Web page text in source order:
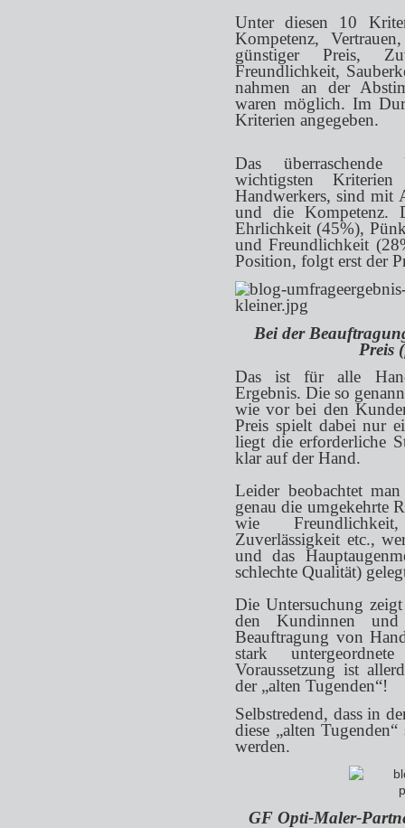
Unter diesen 10
Kompetenz,
günstiger Preis,
Freundlichkeit,
nahmen an der
waren möglich. Im
Kriterien angegeben.
Das überraschende
wichtigsten
Handwerkers, sind mit
und die Kompetenz.
Ehrlichkeit (45%),
und Freundlichkeit
Position, folgt erst der
Bei der
Preis
Das ist für alle
Ergebnis. Die so
wie vor bei den
Preis spielt dabei nur
liegt die erforderliche
klar auf der Hand.
Leider beobachtet
genau die umgekehrte
wie
Zuverlässigkeit etc.,
und das
schlechte Qualität)
Die Untersuchung
den Kundinnen
Beauftragung von
stark
Voraussetzung ist
der „alten Tugenden“!
Selbstredend, dass in
diese „alten
werden.
GF Opti-Maler-